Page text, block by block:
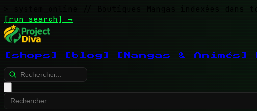
// Boutiques Mangas indexées dans
[run search] →
[shops] [blog] [Mangas & Animés]